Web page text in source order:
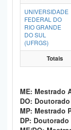
UNIVERSIDADE
FEDERAL DO
RIO GRANDE
DO SUL
(UFRGS)
Totais
ME: Mestrado
DO:
MP: Mestrado
DP: